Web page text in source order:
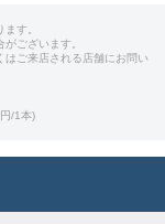
す。
ございます。
はご来店される店舗にお問い
/1本)